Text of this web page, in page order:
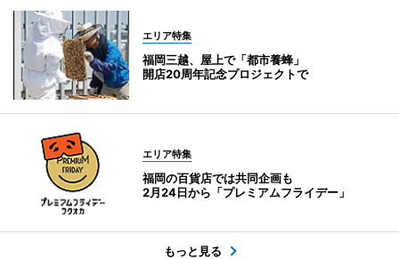
エリア特集
福岡三越、屋上で「都市養蜂」
開店20周年記念プロジェクトで
エリア特集
福岡の百貨店では共同企画も
2月24日から「プレミアムフライデー」
もっと見る